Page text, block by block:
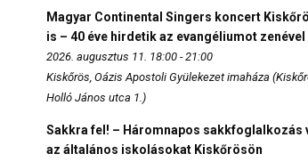
Magyar Continental Singers koncert
is – 40 éve hirdetik az evangéliumot zenével
2026. augusztus 11. 18:00 - 21:00
Kiskőrös, Oázis Apostoli Gyülekezet imaháza
Holló János utca 1.)
Sakkra fel! – Háromnapos sakkfoglalkozás
az általános iskolásokat Kiskőrösön